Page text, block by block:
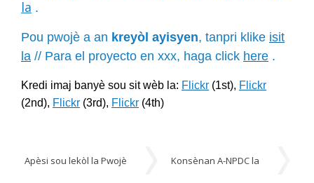
la .
Pou pwojè a an kreyòl ayisyen, tanpri klike isit
la // Para el proyecto en xxx, haga click here .
Kredi imaj banyè sou sit wèb la: Flickr (1st), Flickr
(2nd), Flickr (3rd), Flickr (4th)
Evènman yo
Apèsi sou lekòl la Pwojè Konsènan A-NPDC la